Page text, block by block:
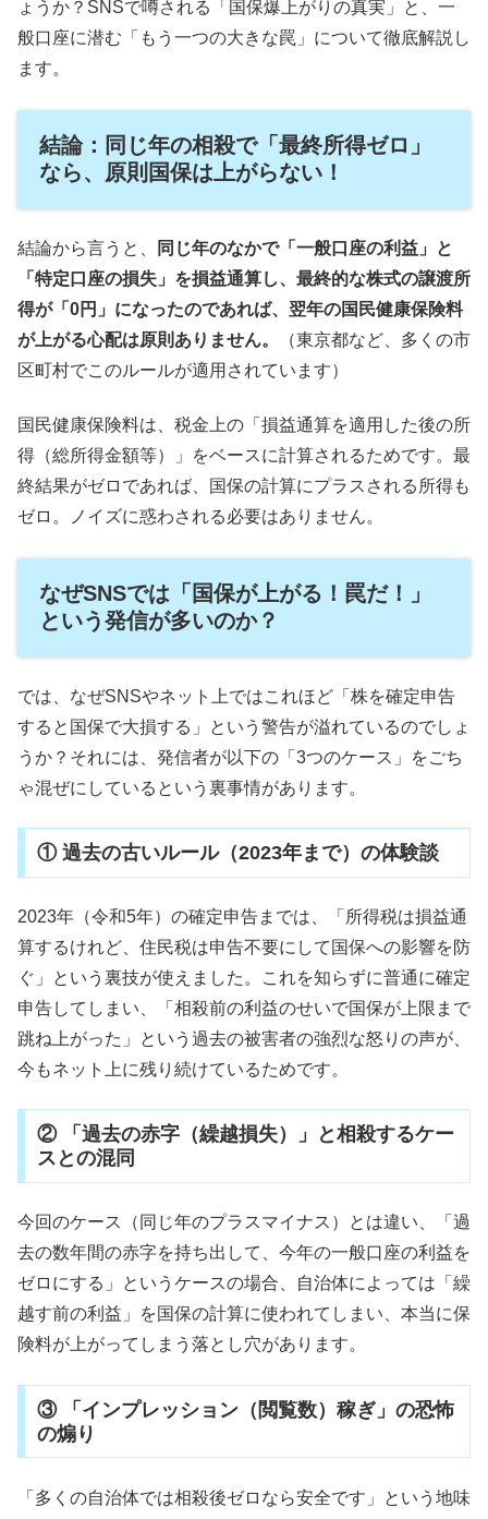
ょうか？SNSで噂される「国保爆上がりの真実」と、一
般口座に潜む「もう一つの大きな罠」について徹底解説し
ます。
結論：同じ年の相殺で「最終所得ゼロ」
なら、原則国保は上がらない！
結論から言うと、
同じ年のなかで「一般口座の利益」と
「特定口座の損失」を損益通算し、最終的な株式の譲渡所
得が「0円」になったのであれば、翌年の国民健康保険料
が上がる心配は原則ありません。
（東京都など、多くの市
区町村でこのルールが適用されています）
国民健康保険料は、税金上の「損益通算を適用した後の所
得（総所得金額等）」をベースに計算されるためです。最
終結果がゼロであれば、国保の計算にプラスされる所得も
ゼロ。ノイズに惑わされる必要はありません。
なぜSNSでは「国保が上がる！罠だ！」
という発信が多いのか？
では、なぜSNSやネット上ではこれほど「株を確定申告
すると国保で大損する」という警告が溢れているのでしょ
うか？それには、発信者が以下の「3つのケース」をごち
ゃ混ぜにしているという裏事情があります。
① 過去の古いルール（2023年まで）の体験談
2023年（令和5年）の確定申告までは、「所得税は損益通
算するけれど、住民税は申告不要にして国保への影響を防
ぐ」という裏技が使えました。これを知らずに普通に確定
申告してしまい、「相殺前の利益のせいで国保が上限まで
跳ね上がった」という過去の被害者の強烈な怒りの声が、
今もネット上に残り続けているためです。
② 「過去の赤字（繰越損失）」と相殺するケー
スとの混同
今回のケース（同じ年のプラスマイナス）とは違い、「過
去の数年間の赤字を持ち出して、今年の一般口座の利益を
ゼロにする」というケースの場合、自治体によっては「繰
越す前の利益」を国保の計算に使われてしまい、本当に保
険料が上がってしまう落とし穴があります。
③ 「インプレッション（閲覧数）稼ぎ」の恐怖
の煽り
「多くの自治体では相殺後ゼロなら安全です」という地味